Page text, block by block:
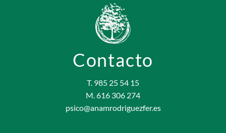
Contacto
T. 985 25 54 15
M. 616 306 274
psico@anamrodriguezfer.es